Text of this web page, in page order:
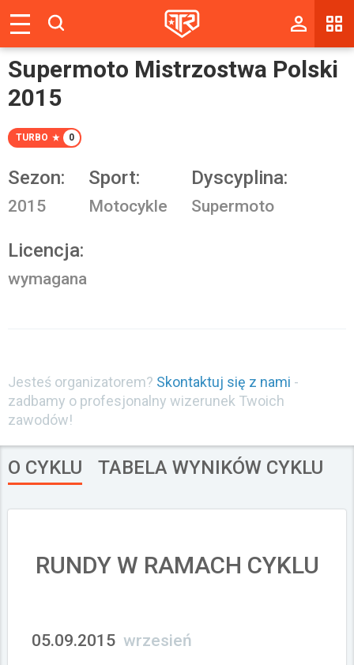
Tablica
Wyniki
Blogi
Galerie
Wydarzenia
Giełda
Ranking
Załóż konto
Supermoto Mistrzostwa Polski
2015
TURBO 0
Sezon:
2015
Sport:
Motocykle
Dyscyplina:
Supermoto
Licencja:
wymagana
Jesteś organizatorem? Skontaktuj się z nami -
zadbamy o profesjonalny wizerunek Twoich
zawodów!
O CYKLU TABELA WYNIKÓW CYKLU
RUNDY W RAMACH CYKLU
05.09.2015 wrzesień